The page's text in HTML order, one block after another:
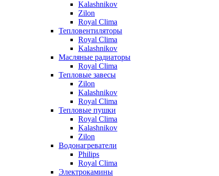
Kalashnikov
Zilon
Royal Clima
Тепловентиляторы
Royal Clima
Kalashnikov
Масляные радиаторы
Royal Clima
Тепловые завесы
Zilon
Kalashnikov
Royal Clima
Тепловые пушки
Royal Clima
Kalashnikov
Zilon
Водонагреватели
Philips
Royal Clima
Электрокамины